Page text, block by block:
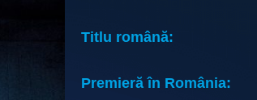
Titlu română:
Premieră în România: